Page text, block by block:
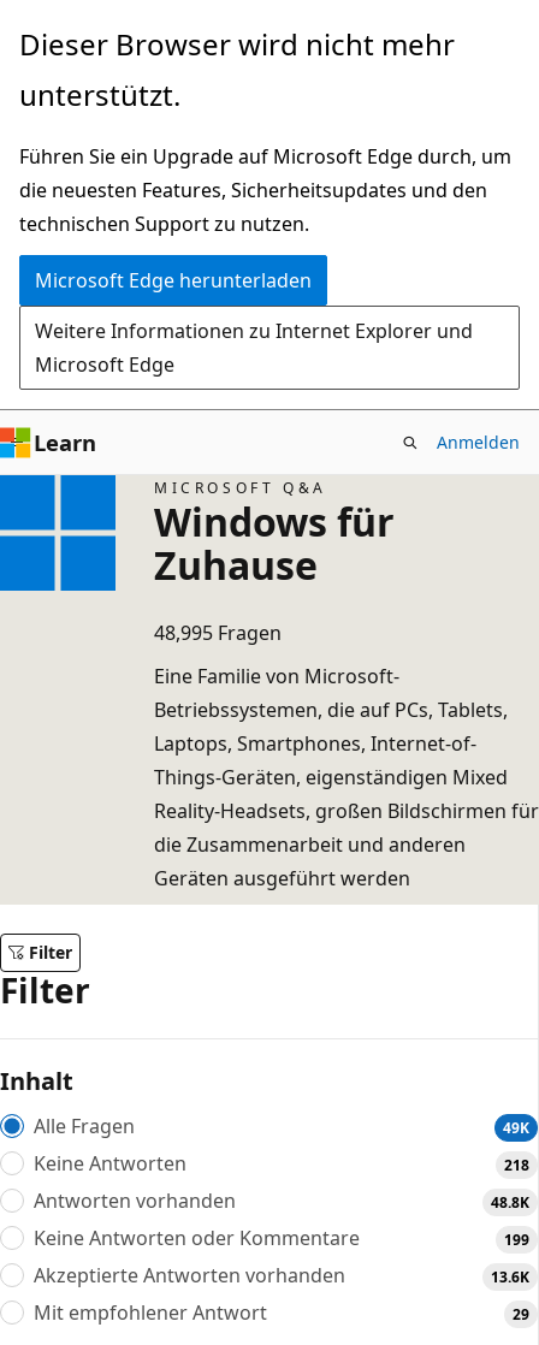
Zu
wechseln
Dieser Browser wird nicht mehr
unterstützt.
Führen Sie ein Upgrade auf Microsoft Edge durch, um
die neuesten Features, Sicherheitsupdates und den
technischen Support zu nutzen.
Microsoft Edge herunterladen
Weitere Informationen zu Internet Explorer und
Microsoft Edge
Learn Anmelden
MICROSOFT Q&A
Windows für
Zuhause
48,995 Fragen
Eine Familie von Microsoft-
Betriebssystemen, die auf PCs, Tablets,
Laptops, Smartphones, Internet-of-
Things-Geräten, eigenständigen Mixed
Reality-Headsets, großen Bildschirmen für
die Zusammenarbeit und anderen
Geräten ausgeführt werden
Filter
Filter
Inhalt
Alle Fragen 49K
Keine Antworten 218
Antworten vorhanden 48.8K
Keine Antworten oder Kommentare 199
Akzeptierte Antworten vorhanden 13.6K
Mit empfohlener Antwort 29